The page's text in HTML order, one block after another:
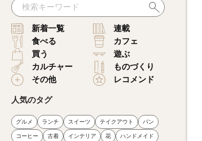
新着一覧
連載
食べる
カフェ
買う
遊ぶ
カルチャー
ものづくり
その他
レコメンド
人気のタグ
グルメ ランチ スイーツ テイクアウト パン
コーヒー 古着 インテリア 花 ハンドメイド